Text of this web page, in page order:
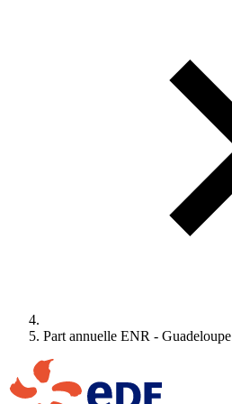
Part annuelle ENR - Guadeloupe